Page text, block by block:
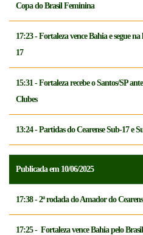
Copa do Brasil Feminina
17:23 - Fortaleza vence Bahia e segue
17
15:31 - Fortaleza recebe o Santos/SP
Clubes
13:24 - Partidas do Cearense Sub-17 e
Publicada em 10/06/2025
17:38 - 2ª rodada do Amador do
17:25 - Fortaleza vence Bahia pelo